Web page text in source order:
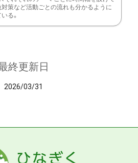
対策など活動ごとの流れも分かるように
る。
終更新日
2026/03/31